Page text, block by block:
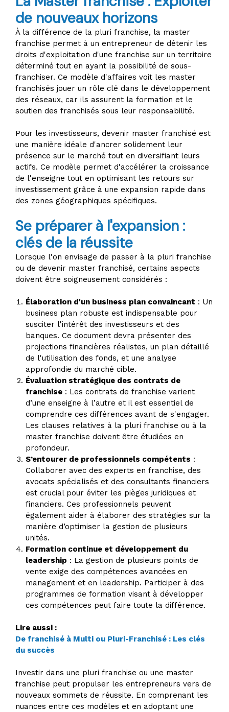
de nouveaux horizons
À la différence de la pluri franchise, la master
franchise permet à un entrepreneur de détenir les
droits d'exploitation d'une franchise sur un territoire
déterminé tout en ayant la possibilité de sous-
franchiser. Ce modèle d'affaires voit les master
franchisés jouer un rôle clé dans le développement
des réseaux, car ils assurent la formation et le
soutien des franchisés sous leur responsabilité.
Pour les investisseurs, devenir master franchisé est
une manière idéale d'ancrer solidement leur
présence sur le marché tout en diversifiant leurs
actifs. Ce modèle permet d'accélérer la croissance
de l'enseigne tout en optimisant les retours sur
investissement grâce à une expansion rapide dans
des zones géographiques spécifiques.
Se préparer à l'expansion :
clés de la réussite
Lorsque l'on envisage de passer à la pluri franchise
ou de devenir master franchisé, certains aspects
doivent être soigneusement considérés :
Élaboration d'un business plan convaincant : Un
business plan robuste est indispensable pour
susciter l'intérêt des investisseurs et des
banques. Ce document devra présenter des
projections financières réalistes, un plan détaillé
de l'utilisation des fonds, et une analyse
approfondie du marché cible.
Évaluation stratégique des contrats de
franchise : Les contrats de franchise varient
d’une enseigne à l’autre et il est essentiel de
comprendre ces différences avant de s'engager.
Les clauses relatives à la pluri franchise ou à la
master franchise doivent être étudiées en
profondeur.
S’entourer de professionnels compétents :
Collaborer avec des experts en franchise, des
avocats spécialisés et des consultants financiers
est crucial pour éviter les pièges juridiques et
financiers. Ces professionnels peuvent
également aider à élaborer des stratégies sur la
manière d’optimiser la gestion de plusieurs
unités.
Formation continue et développement du
leadership : La gestion de plusieurs points de
vente exige des compétences avancées en
management et en leadership. Participer à des
programmes de formation visant à développer
ces compétences peut faire toute la différence.
Lire aussi :
De franchisé à Multi ou Pluri-Franchisé : Les clés
du succès
Investir dans une pluri franchise ou une master
franchise peut propulser les entrepreneurs vers de
nouveaux sommets de réussite. En comprenant les
nuances entre ces modèles et en adoptant une